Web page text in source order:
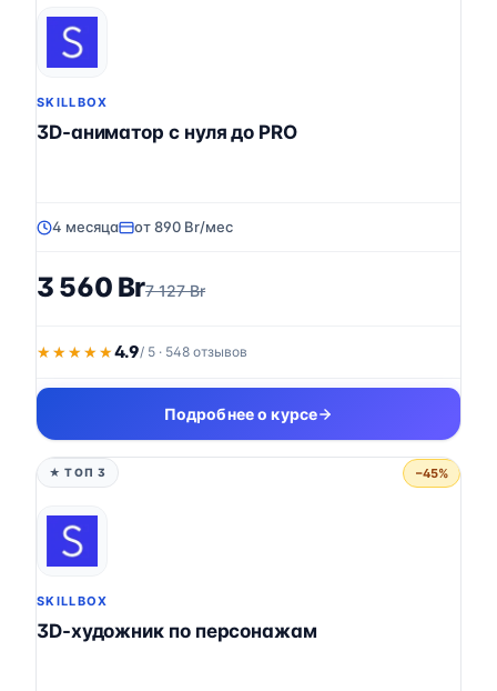
SKILLBOX
3D-аниматор с нуля до PRO
4 месяца от 890 Br/мес
3 560 Br7 127 Br
★★★★★
★★★★★4.9/ 5 · 548 отзывов
Подробнее о курсе
★ ТОП 3 −45%
SKILLBOX
3D-художник по персонажам